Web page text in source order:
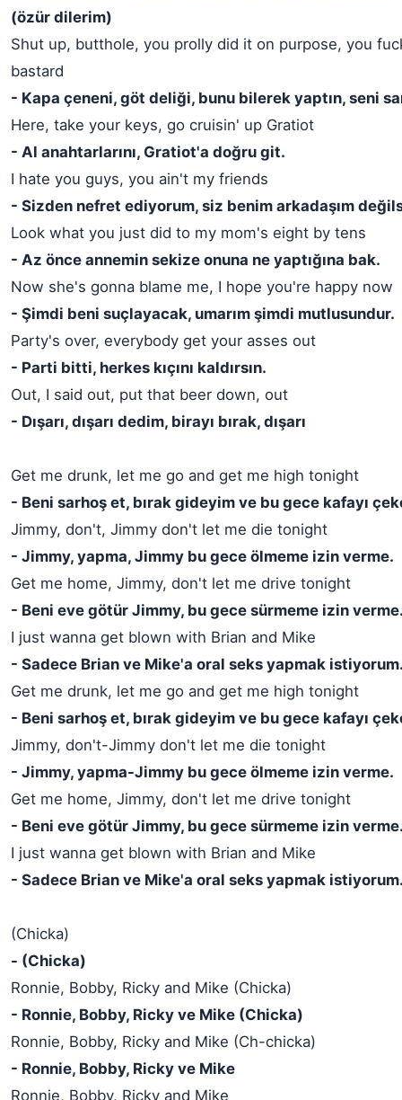
(özür dilerim)
Shut up, butthole, you prolly did it on purpose, you
bastard
- Kapa çeneni, göt deliği, bunu bilerek yaptın, seni
Here, take your keys, go cruisin' up Gratiot
- Al anahtarlarını, Gratiot'a doğru git.
I hate you guys, you ain't my friends
- Sizden nefret ediyorum, siz benim arkadaşım
Look what you just did to my mom's eight by tens
- Az önce annemin sekize onuna ne yaptığına bak.
Now she's gonna blame me, I hope you're happy now
- Şimdi beni suçlayacak, umarım şimdi mutlusundur.
Party's over, everybody get your asses out
- Parti bitti, herkes kıçını kaldırsın.
Out, I said out, put that beer down, out
- Dışarı, dışarı dedim, birayı bırak, dışarı
Get me drunk, let me go and get me high tonight
- Beni sarhoş et, bırak gideyim ve bu gece kafayı
Jimmy, don't, Jimmy don't let me die tonight
- Jimmy, yapma, Jimmy bu gece ölmeme izin verme.
Get me home, Jimmy, don't let me drive tonight
- Beni eve götür Jimmy, bu gece sürmeme izin
I just wanna get blown with Brian and Mike
- Sadece Brian ve Mike'a oral seks yapmak
Get me drunk, let me go and get me high tonight
- Beni sarhoş et, bırak gideyim ve bu gece kafayı
Jimmy, don't-Jimmy don't let me die tonight
- Jimmy, yapma-Jimmy bu gece ölmeme izin verme.
Get me home, Jimmy, don't let me drive tonight
- Beni eve götür Jimmy, bu gece sürmeme izin
I just wanna get blown with Brian and Mike
- Sadece Brian ve Mike'a oral seks yapmak
(Chicka)
- (Chicka)
Ronnie, Bobby, Ricky and Mike (Chicka)
- Ronnie, Bobby, Ricky ve Mike (Chicka)
Ronnie, Bobby, Ricky and Mike (Ch-chicka)
- Ronnie, Bobby, Ricky ve Mike
Ronnie, Bobby, Ricky and Mike